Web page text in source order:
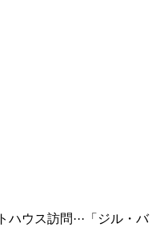
ウス訪問···「ジル・バ